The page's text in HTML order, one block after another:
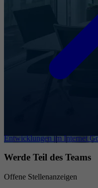
Entwicklungen im Internet
Werde Teil des Teams
Offene Stellenanzeigen